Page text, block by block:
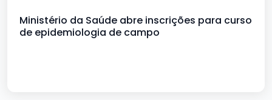
Ministério da Saúde abre inscrições para curso
de epidemiologia de campo